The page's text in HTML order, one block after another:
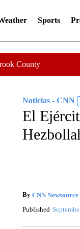
Sports
County
Noticias - CNN
El
By CNN Newsource
Published